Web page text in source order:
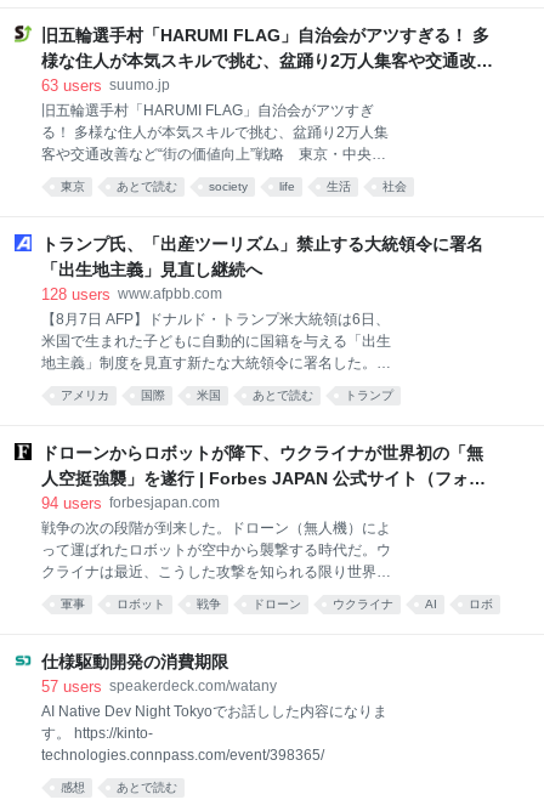
い回復を願うばかりであ
います。およそ半年ごとに、プロダクト別で実施を続
けてきました。直近では、7月にtebiki現場分析チーム
で訓練を行ったところです。 この記事では、私たちが
そして今回の訓練から得た学びや反省についてふりか
えります。 なぜ障害対応訓練を始めたか まず、私たち
が障害対応訓練を始めた理由から説明させてもらえ
ば、それは冒頭にも書いた通り 「インシデント対応が
旧五輪選手村「HARUMI FLAG」自治会がアツすぎる！ 多
様な住人が本気スキルで挑む、盆踊り2万人集客や交通改善
など“街の価値向上”戦略 東京・中央区
63 users suumo.jp
旧五輪選手村「HARUMI FLAG」自治会がアツすぎ
る！ 多様な住人が本気スキルで挑む、盆踊り2万人集
客や交通改善など“街の価値向上”戦略 東京・中央区
2026年7月11日・12日の2日間、東京ベイブリッジを
真正面に望む東京湾岸の絶景スポット「晴海ふ頭公
り大会2026」が開催されました。 主催したのは、公
園に隣接する居住人口約1万2000人の巨大な街
「HARUMI FLAG（晴海フラッグ）」（東京都中央
行政・中央区との連携、併せて交通、美化、防災とい
ったさまざまな課題を解決する活動などを行い、
HARUMI FLAGのコミュニティ形成に取り組む、20数
名で役員を務める住民組織です。盆踊り大会は昨年
東京 あとで読む society life 生活 社会
トランプ氏、「出産ツーリズム」禁止する大統領令に署名
「出生地主義」見直し継続へ
128 users www.afpbb.com
【8月7日 AFP】ドナルド・トランプ米大統領は6日、
米国で生まれた子どもに自動的に国籍を与える「出生
地主義」制度を見直す新たな大統領令に署名した。米
国籍取得を目的とした「出産⁠ツーリズム」を禁じる内​
容。 米最高裁は6月30日、トランプ政権の出生地主義
ド・ブランシュ米司法長官代行は判決を受け、出産ツ
ーリズムに対する取り締まりを一段と強化する方針を
明らかにしていた。 トランプ氏はホワイトハウスで記
かり茶番になってしまった」と述べ、国籍取得の出産
を目的とした入国を非難した。 最高裁の違憲判断につ
いて、「極めて残念」と改めて述べた上で、「これは
非常に不公平なので調整を行っている」と語った。 ス
活動に関与す
アメリカ 国際 米国 あとで読む トランプ
ドローンからロボットが降下、ウクライナが世界初の「無
人空挺強襲」を遂行 | Forbes JAPAN 公式サイト（フォー
ブス ジャパン）
94 users forbesjapan.com
戦争の次の段階が到来した。ドローン（無人機）によ
って運ばれたロボットが空中から襲撃する時代だ。ウ
クライナは最近、こうした攻撃を知られる限り世界で
初めて行った。これにより、無人システム同士が連携
して、以前には不可能だったようなさまざまな任務を
テムを運ぶドローンは「マースピアル（有袋）ドロー
ン」とも呼ばれ、この戦争以前はコンセプトにとどま
っていた。米軍は過去30年、この構想をいくどとなく
実験してきたものの、実証試験の域を超えることはな
かった。ウクライナは現在、これを実用化して実戦で
限に広がっていると言えるかもしれない。
軍事 ロボット 戦争 ドローン ウクライナ AI ロボ
仕様駆動開発の消費期限
57 users speakerdeck.com/watany
AI Native Dev Night Tokyoでお話しした内容になりま
す。 https://kinto-
technologies.connpass.com/event/398365/
感想 あとで読む